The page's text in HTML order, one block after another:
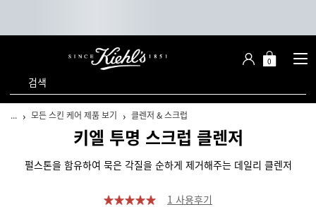
검색
장
니
0
메인 콘텐츠
... 모든 스킨 케어 제품 보기 클렌저 & 스크럽
키엘 투명 스크럽 클렌저
펄스톤을 함유하여 묵은 각질을 순하게 제거해주는 데일리 클렌저
1 사용후기